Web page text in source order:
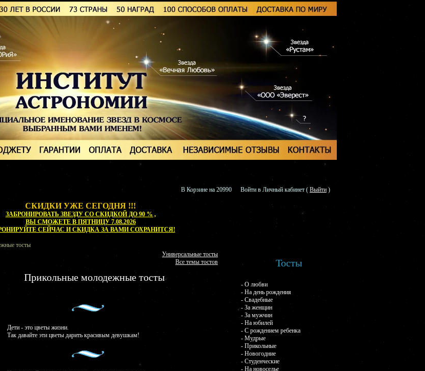
В Корзине на 20990 Войти в Личный кабинет ( Выйти )
СКИДКИ УЖЕ СЕГОДНЯ !!!
ЗАБРОНИРОВАТЬ ЗВЕЗДУ СО СКИДКОЙ ДО 90 % ,
ВЫ СМОЖЕТЕ В ПЯТНИЦУ 7.08.2026
СЕЙЧАС И СКИДКА ЗА ВАМИ СОХРАНИТСЯ!
тосты
Универсальные тосты
Все темы тостов
Прикольные молодежные тосты
Дети - это цветы жизни.
Так давайте эти цветы дарить красивым девушкам!
Тосты
- О любви
- На день рождения
- Свадебные
- За женщин
- За мужчин
- На юбилей
- С рождением ребенка
- Мудрые
- Прикольные
- Новогодние
- Студенческие
- На новоселье